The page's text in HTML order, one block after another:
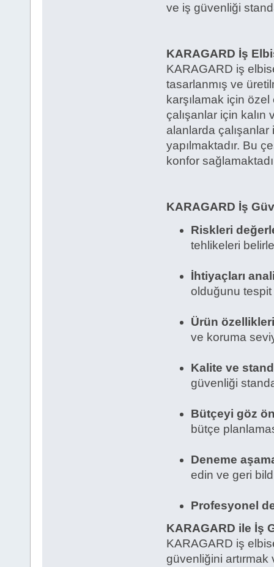
ve iş güvenliği
KARAGARD İş
KARAGARD iş
tasarlanmış ve
karşılamak için
çalışanlar için kalın
alanlarda
yapılmaktadır. Bu
konfor
KARAGARD İş
Riskleri
tehlikeleri
İhtiyaçları
olduğunu tespit
Ürün
ve koruma
Kalite ve
güvenliği
Bütçeyi göz
bütçe
Deneme
edin ve geri
Profesyonel
KARAGARD ile İş
KARAGARD iş
güvenliğini